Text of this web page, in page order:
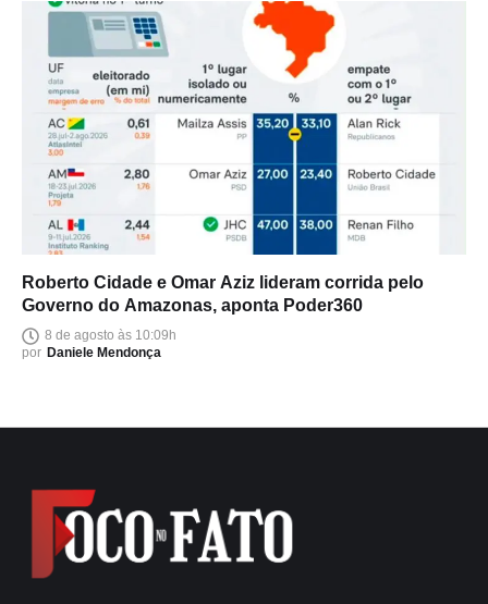
Roberto Cidade e Omar Aziz lideram corrida pelo
Governo do Amazonas, aponta Poder360
8 de agosto às 10:09h
por Daniele Mendonça